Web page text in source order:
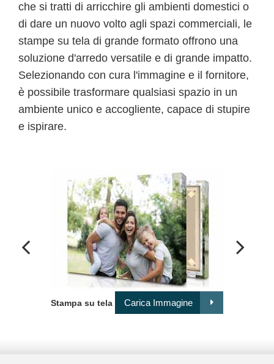
che si tratti di arricchire gli ambienti domestici o
di dare un nuovo volto agli spazi commerciali, le
stampe su tela di grande formato offrono una
soluzione d'arredo versatile e di grande impatto.
Selezionando con cura l'immagine e il fornitore,
è possibile trasformare qualsiasi spazio in un
ambiente unico e accogliente, capace di stupire
e ispirare.
Stampa su tela Carica Immagine